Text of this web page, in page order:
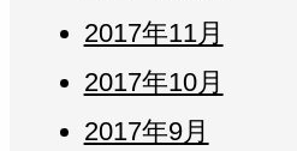
2017年11月
2017年10月
2017年9月